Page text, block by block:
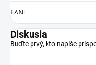
EAN:
Diskusia
Buďte prvý, kto napíše